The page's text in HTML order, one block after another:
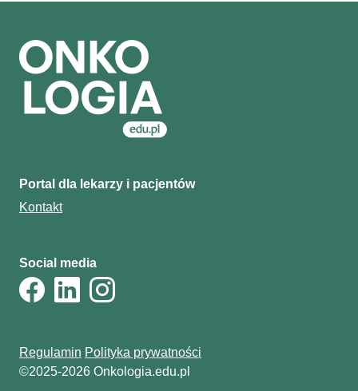
Portal dla lekarzy i pacjentów
Kontakt
Social media
Regulamin Polityka prywatności
©2025-2026 Onkologia.edu.pl